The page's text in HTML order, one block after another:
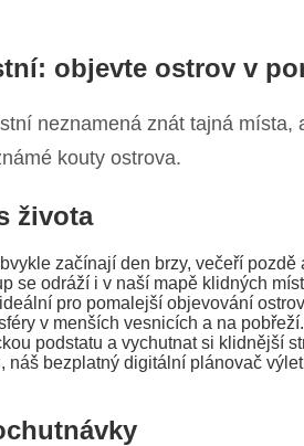
objevte ostrov v
neznamená znát tajná
kouty ostrova.
života
začínají den brzy, večeří
se odráží i v naší mapě klidných
pro pomalejší objevování
v menších vesnicích a na
podstatu a vychutnat si klidnější
náš bezplatný digitální plánovač